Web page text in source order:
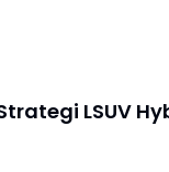
LSUV